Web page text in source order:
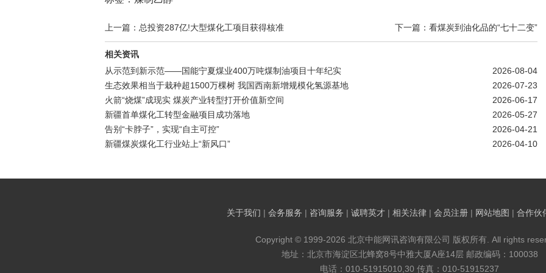
上一篇：总投资287亿!大型煤化工项目获得核准 下一篇：看煤炭到油化品的“七十二变”
相关资讯
2026-08-04
从示范到新示范——国能宁夏煤业400万吨煤制油项目十年纪实
2026-07-23
生态效果相当于栽种超1500万棵树 我国西南新增规模化氢源基地
2026-06-17
火箭“烧煤”成现实 煤炭产业转型打开价值新空间
2026-05-27
新疆首单煤化工转型金融项目成功落地
2026-04-21
告别“卡脖子”，实现“自主可控”
2026-04-10
新疆煤炭煤化工行业站上“新风口”
关于我们 | 会务服务 | 咨询服务 | 诚聘英才 | 相关法律 | 会员注册 | 网站地图 | 合作伙
Copyright © 1999-2026 北京中能网讯咨询有限公司 版权所有. All rights
地址：北京市海淀区北蜂窝8号中雅大厦A座14层 邮政编码：100038
电话：010-51915010,30 传真：010-51915237